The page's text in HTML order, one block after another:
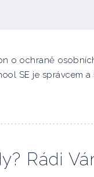
o ochraně
SE je správcem a
Rádi